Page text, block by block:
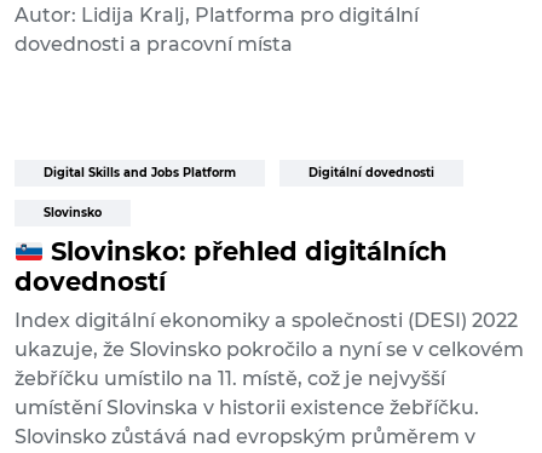
Autor: Lidija Kralj, Platforma pro digitální
dovednosti a pracovní místa
Digital Skills and Jobs Platform Digitální dovednosti
Slovinsko
Slovinsko: přehled digitálních
dovedností
Index digitální ekonomiky a společnosti (DESI) 2022
ukazuje, že Slovinsko pokročilo a nyní se v celkovém
žebříčku umístilo na 11. místě, což je nejvyšší
umístění Slovinska v historii existence žebříčku.
Slovinsko zůstává nad evropským průměrem v